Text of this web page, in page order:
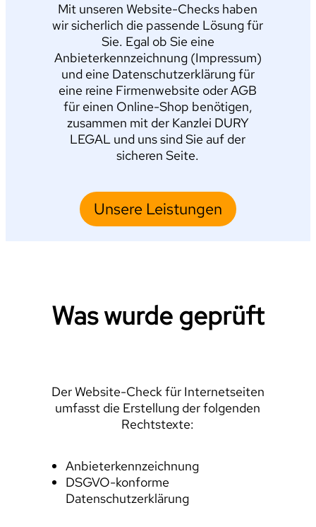
Mit unseren Website-Checks haben
wir sicherlich die passende Lösung für
Sie. Egal ob Sie eine
Anbieterkennzeichnung (Impressum)
und eine Datenschutzerklärung für
eine reine Firmenwebsite oder AGB
für einen Online-Shop benötigen,
zusammen mit der Kanzlei DURY
LEGAL und uns sind Sie auf der
sicheren Seite.
Unsere Leistungen
Was wurde geprüft
Der Website-Check für Internetseiten
umfasst die Erstellung der folgenden
Rechtstexte:
Anbieterkennzeichnung
DSGVO-konforme
Datenschutzerklärung